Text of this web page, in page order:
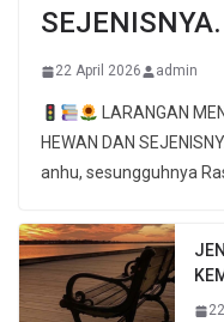
SEJENISNYA.
22 April 2026 admin
LARANGAN
HEWAN DAN